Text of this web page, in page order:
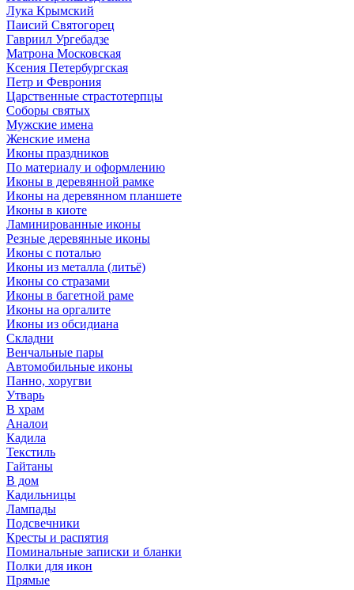
Лука Крымский
Паисий Святогорец
Гавриил Ургебадзе
Матрона Московская
Ксения Петербургская
Петр и Феврония
Царственные страстотерпцы
Соборы святых
Мужские имена
Женские имена
Иконы праздников
По материалу и оформлению
Иконы в деревянной рамке
Иконы на деревянном планшете
Иконы в киоте
Ламинированные иконы
Резные деревянные иконы
Иконы с поталью
Иконы из металла (литьё)
Иконы со стразами
Иконы в багетной раме
Иконы на оргалите
Иконы из обсидиана
Складни
Венчальные пары
Автомобильные иконы
Панно, хоругви
Утварь
В храм
Аналои
Кадила
Текстиль
Гайтаны
В дом
Кадильницы
Лампады
Подсвечники
Кресты и распятия
Поминальные записки и бланки
Полки для икон
Прямые